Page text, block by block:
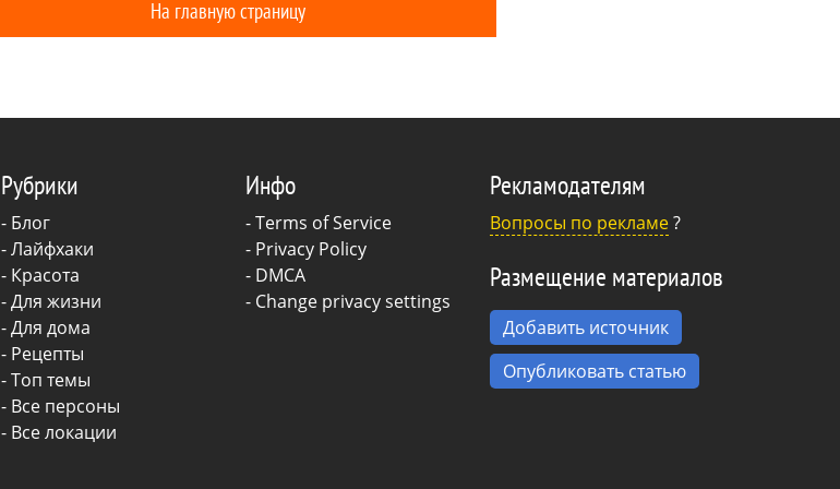
телевидения, которая сначала вела
ежедневную трансляцию на Москву и
На главную страницу
Рубрики
- Блог
-Лайфхаки
- Красота
-Для жизни
-Для дома
- Рецепты
- Топ темы
- Все персоны
- Все локации
Инфо
-Terms of Service
- Privacy Policy
- DMCA
- Change privacy settings
Рекламодателям
Вопросы по рекламе?
Размещение материалов
Добавить источник
Опубликовать статью